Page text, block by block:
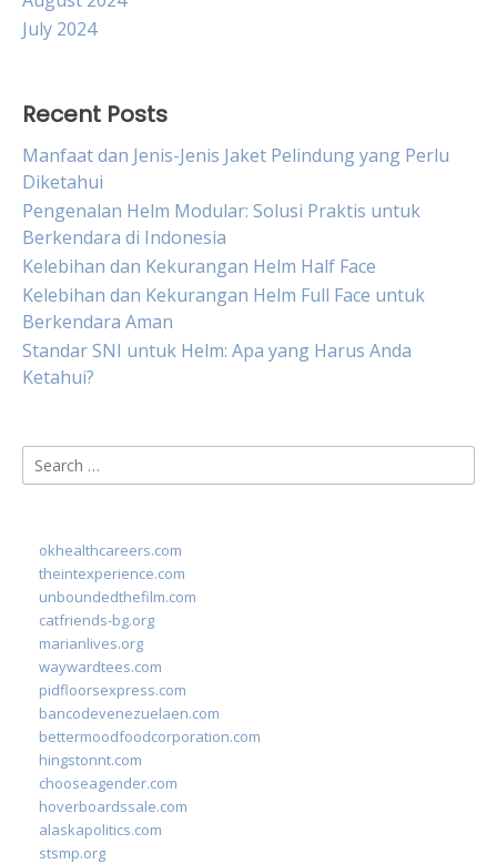
July 2024
Recent Posts
Manfaat dan Jenis-Jenis Jaket Pelindung yang Perlu
Diketahui
Pengenalan Helm Modular: Solusi Praktis untuk
Berkendara di Indonesia
Kelebihan dan Kekurangan Helm Half Face
Kelebihan dan Kekurangan Helm Full Face untuk
Berkendara Aman
Standar SNI untuk Helm: Apa yang Harus Anda
Ketahui?
Search
for:
okhealthcareers.com
theintexperience.com
unboundedthefilm.com
catfriends-bg.org
marianlives.org
waywardtees.com
pidfloorsexpress.com
bancodevenezuelaen.com
bettermoodfoodcorporation.com
hingstonnt.com
chooseagender.com
hoverboardssale.com
alaskapolitics.com
stsmp.org